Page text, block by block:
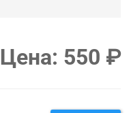
Цена: 550 ₽